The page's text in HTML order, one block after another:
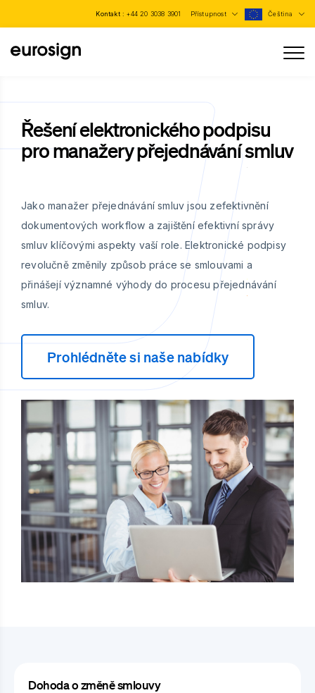
Kontakt :+44 20 3038 3901 Přístupnost Čeština
Řešení elektronického podpisu
pro manažery přejednávání smluv
Jako manažer přejednávání smluv jsou zefektivnění
dokumentových workflow a zajištění efektivní správy
smluv klíčovými aspekty vaší role. Elektronické podpisy
revolučně změnily způsob práce se smlouvami a
přinášejí významné výhody do procesu přejednávání
smluv.
Prohlédněte si naše nabídky
Dohoda o změně smlouvy